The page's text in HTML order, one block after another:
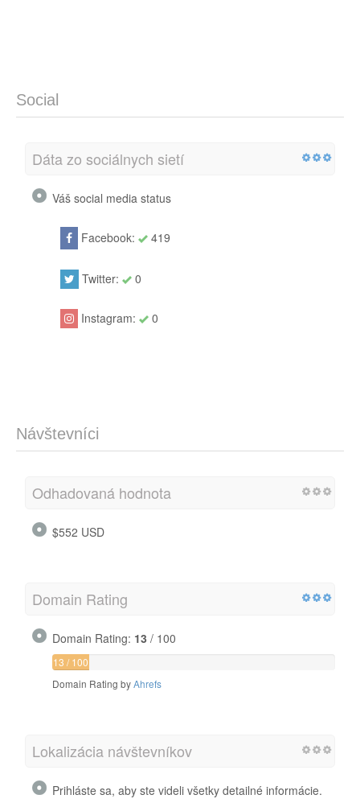
Social
Dáta zo sociálnych sietí
Váš social media status
Facebook: 419
Twitter: 0
Instagram: 0
Návštevníci
Odhadovaná hodnota
$552 USD
Domain Rating
Domain Rating: 13 / 100
13 / 100
Domain Rating byAhrefs
Lokalizácia návštevníkov
Prihláste sa, aby ste videli všetky detailné informácie.